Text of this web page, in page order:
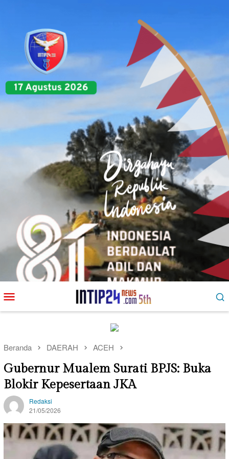
ke
kontenMobile
Beranda DAERAH ACEH
Gubernur Mualem Surati BPJS: Buka
Blokir Kepesertaan JKA
Redaksi
21/05/2026